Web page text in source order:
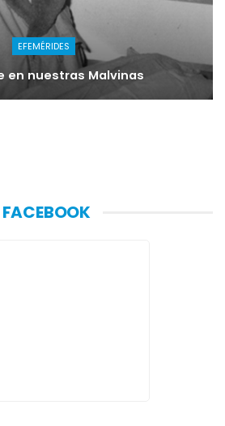
EFEMÉRIDES
en nuestras Malvinas